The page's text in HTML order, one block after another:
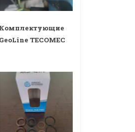
Комплектующие
GeoLine TECOMEC